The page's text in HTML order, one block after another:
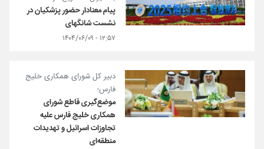
پیام معنادار حضور پزشکیان در
نشست شانگهای
۱۲:۵۷ - ۱۴۰۴/۰۶/۰۹
دبیر کل شورای همکاری خلیج
فارس؛
موضع‌گیری قاطع شورای
همکاری خلیج فارس علیه
تجاوزات اسرائیل و تهدیدات
منطقه‌ای